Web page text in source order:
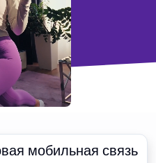
мобильная связь